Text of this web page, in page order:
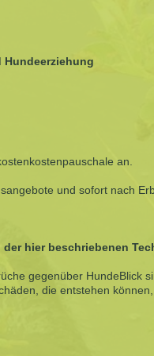
Hundeerziehung
an.
und sofort nach
hier beschriebenen
gegenüber HundeBlick
die entstehen